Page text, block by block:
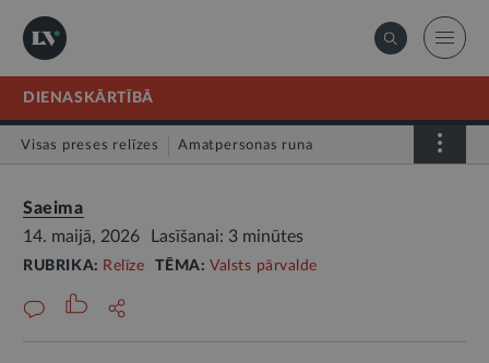
DIENASKĀRTĪBĀ
Visas preses relīzes Amatpersonas runa
Saeima
14. maijā, 2026
Lasīšanai: 3 minūtes
RUBRIKA: Relīze TĒMA:Valsts pārvalde